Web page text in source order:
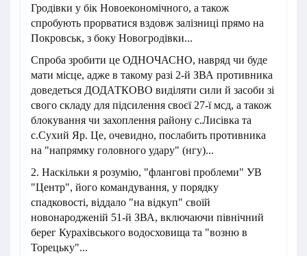
Гродівки у бік Новоекономічного, а також
спробують прорватися вздовж залізниці прямо на
Покровськ, з боку Новогродівки...
Спроба зробити це ОДНОЧАСНО, навряд чи буде
мати місце, адже в такому разі 2-й ЗВА противника
доведеться ДОДАТКОВО виділяти сили й засоби зі
свого складу для підсилення своєї 27-ї мсд, а також
блокування чи захоплення району с.Лисівка та
с.Сухий Яр. Це, очевидно, послабить противника
на "напрямку головного удару" (нгу)...
2. Наскільки я розумію, "флангові проблеми" УВ
"Центр", його командування, у порядку
спадковості, віддало "на відкуп" своїй
новонародженій 51-й ЗВА, включаючи північний
берег Курахівського водосховища та "возню в
Торецьку"...